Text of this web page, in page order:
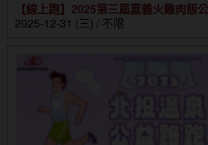
【線上跑】2025第三屆嘉義火雞肉飯
2025-12-31 (三) / 不限